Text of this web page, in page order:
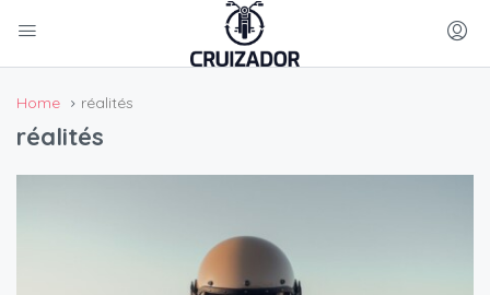
Home réalités
réalités